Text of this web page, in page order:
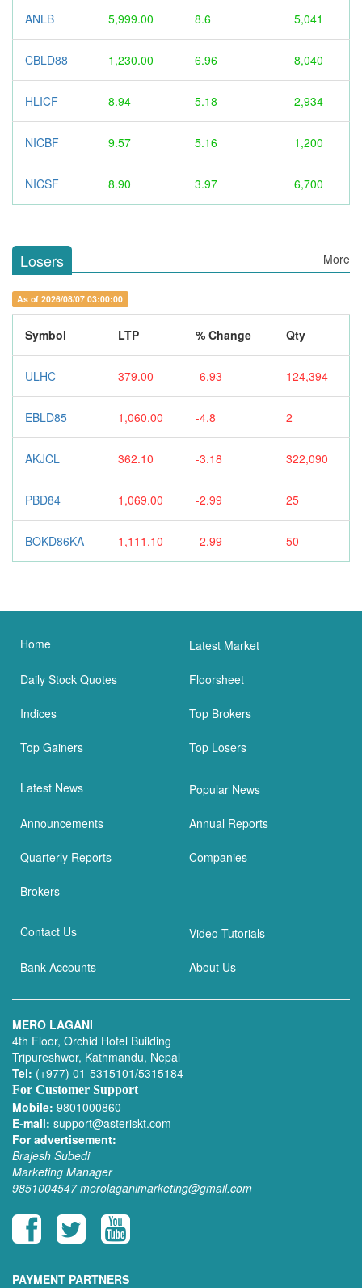
ANLB 5,999.00 8.6 5,041
CBLD88 1,230.00 6.96 8,040
HLICF 8.94 5.18 2,934
NICBF 9.57 5.16 1,200
NICSF 8.90 3.97 6,700
Losers More
As of 2026/08/07 03:00:00
Symbol LTP % Change Qty
ULHC 379.00 -6.93 124,394
EBLD85 1,060.00 -4.8 2
AKJCL 362.10 -3.18 322,090
PBD84 1,069.00 -2.99 25
BOKD86KA 1,111.10 -2.99 50
Home Latest Market
Daily Stock Quotes Floorsheet
Indices Top Brokers
Top Gainers Top Losers
Latest News Popular News
Announcements Annual Reports
Quarterly Reports Companies
Brokers
Contact Us Video Tutorials
Bank Accounts About Us
MERO LAGANI
4th Floor, Orchid Hotel Building
Tripureshwor, Kathmandu, Nepal
Tel: (+977) 01-5315101/5315184
For Customer Support
Mobile: 9801000860
E-mail: support@asteriskt.com
For advertisement:
Brajesh Subedi
Marketing Manager
9851004547 merolaganimarketing@gmail.com
PAYMENT PARTNERS